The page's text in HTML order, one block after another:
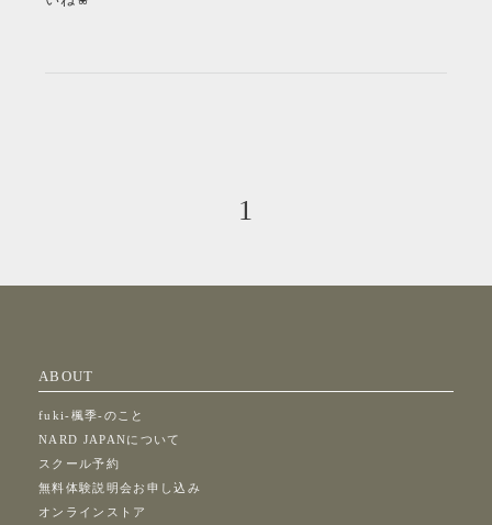
1
ABOUT
fuki-楓季-のこと
NARD JAPANについて
スクール予約
無料体験説明会お申し込み
オンラインストア